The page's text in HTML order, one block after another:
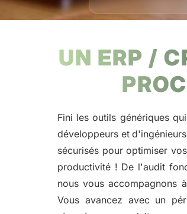
UN ERP /
Fini les outils génériques
développeurs et
sécurisés pour optimiser
productivité ! De l'audit
nous vous accompagnons
Vous avancez avec un